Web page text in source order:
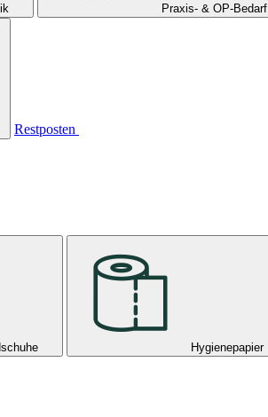
Praxis- & OP-Bedarf
Restposten
Hygienepapier